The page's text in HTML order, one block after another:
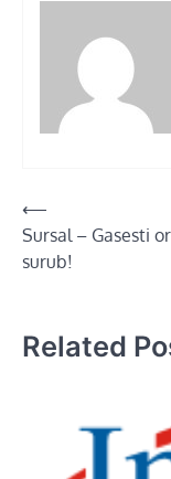
Post
navigation
⟵
Sursal – Gasesti
surub!
Related